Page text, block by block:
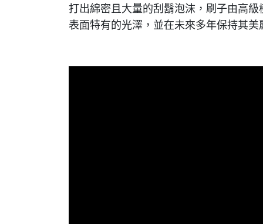
打出綿密且大量的刮鬍泡沫，刷子由高
表面特有的光澤，並在未來多年保持其美